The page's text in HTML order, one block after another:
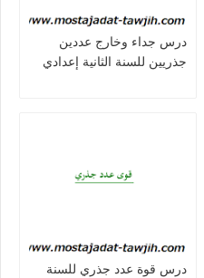
درس جداء وخارج عددين
جذريين للسنة الثانية إعدادي
درس قوة عدد جذري للسنة